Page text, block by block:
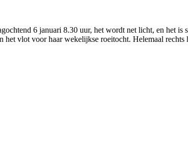
6 januari 8.30 uur, het wordt net licht, en het is
vlot voor haar wekelijkse roeitocht. Helemaal